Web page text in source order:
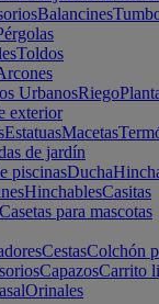
Balancines
Toldos
UrbanosRiego
exterior
EstatuasMacetas
de jardín
piscinasDucha
HinchablesCasitas
Casetas para mascotas
CestasColchón
CapazosCarrito
Orinales